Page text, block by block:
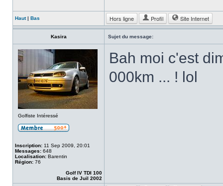
Haut| Bas Hors ligne Profil Site Internet
Kasira Sujet du message:
Golfiste Intéressé
Inscription: 11 Sep 2009, 20:01
Messages: 648
Localisation: Barentin
Région: 76
Golf IV TDI 100
Basis de Juil 2002
Bah moi c'est
000km ... ! lol